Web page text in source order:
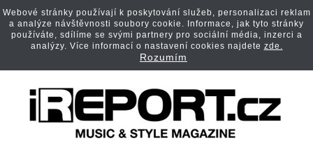
Webové stránky používají k poskytování služeb, personalizaci reklam
a analýze návštěvnosti soubory cookie. Informace, jak tyto stránky
používáte, sdílíme se svými partnery pro sociální média, inzerci a
analýzy. Více informací o nastavení cookies najdete zde.
Rozumím